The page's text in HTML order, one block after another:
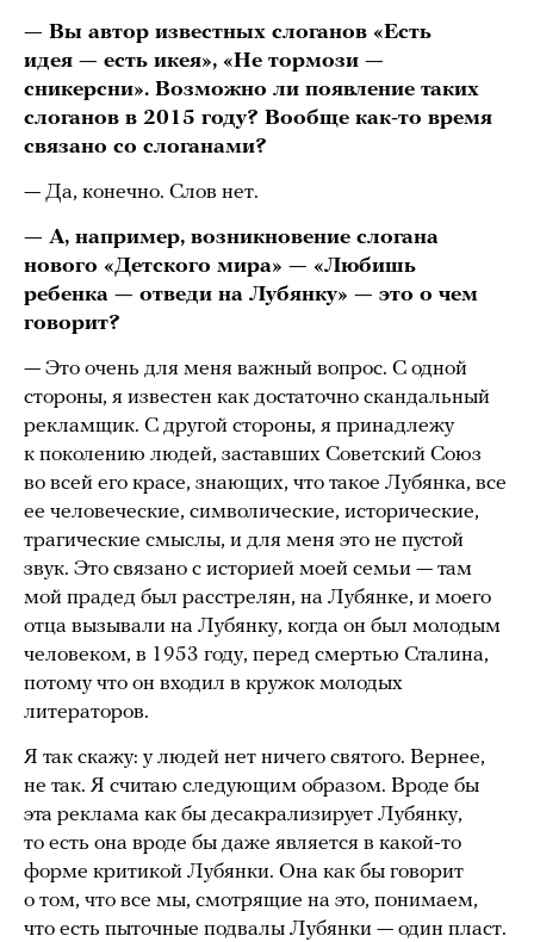
— Вы автор известных слоганов «Есть
идея — есть икея», «Не тормози —
сникерсни». Возможно ли появление таких
слоганов в 2015 году? Вообще как-то время
связано со слоганами?
— Да, конечно. Слов нет.
— А, например, возникновение слогана
нового «Детского мира» — «Любишь
ребенка — отведи на Лубянку» — это о чем
говорит?
— Это очень для меня важный вопрос. С одной
стороны, я известен как достаточно скандальный
рекламщик. С другой стороны, я принадлежу
к поколению людей, заставших Советский Союз
во всей его красе, знающих, что такое Лубянка, все
ее человеческие, символические, исторические,
трагические смыслы, и для меня это не пустой
звук. Это связано с историей моей семьи — там
мой прадед был расстрелян, на Лубянке, и моего
отца вызывали на Лубянку, когда он был молодым
человеком, в 1953 году, перед смертью Сталина,
потому что он входил в кружок молодых
литераторов.
Я так скажу: у людей нет ничего святого. Вернее,
не так. Я считаю следующим образом. Вроде бы
эта реклама как бы десакрализирует Лубянку,
то есть она вроде бы даже является в какой-то
форме критикой Лубянки. Она как бы говорит
о том, что все мы, смотрящие на это, понимаем,
что есть пыточные подвалы Лубянки — один пласт.